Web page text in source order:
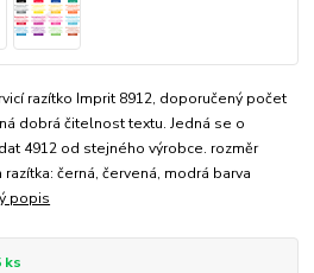
razítko Imprit 8912, doporučený počet
dobrá čitelnost textu. Jedná se o
4912 od stejného výrobce. rozměr
černá, červená, modrá barva
popis
ks